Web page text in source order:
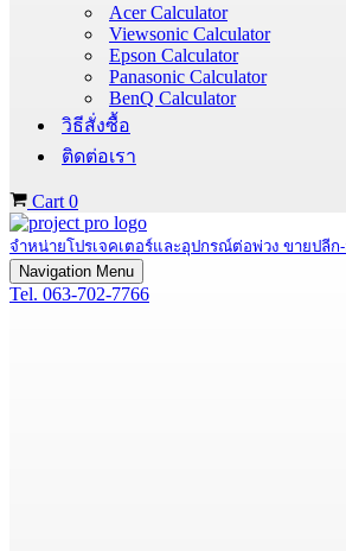
Acer Calculator
Viewsonic Calculator
Epson Calculator
Panasonic Calculator
BenQ Calculator
วิธีสั่งซื้อ
ติดต่อเรา
Cart 0
จำหน่ายโปรเจคเตอร์และอุปกรณ์ต่อพ่วง ขายปลีก
Navigation Menu
Tel. 063-702-7766